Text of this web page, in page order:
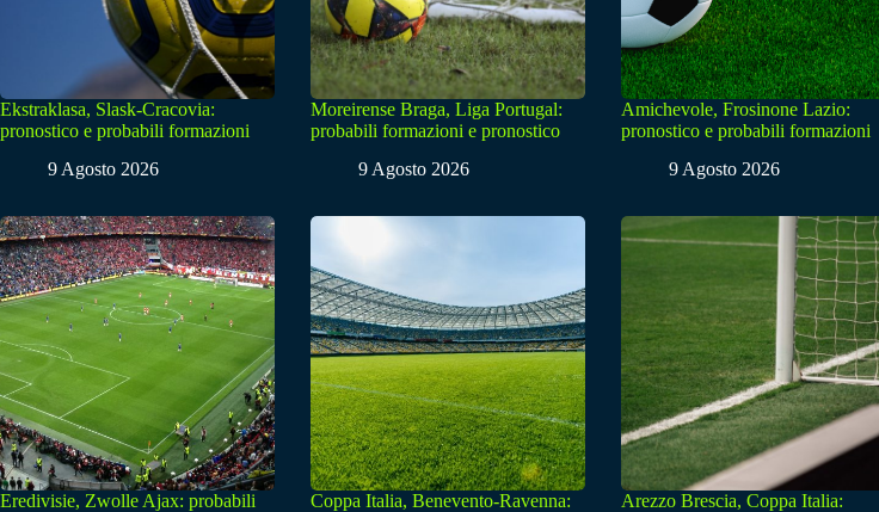
Ekstraklasa, Slask-Cracovia:
pronostico e probabili formazioni
9 Agosto 2026
Moreirense Braga, Liga Portugal:
probabili formazioni e pronostico
9 Agosto 2026
Amichevole, Frosinone Lazio:
pronostico e probabili formazioni
9 Agosto 2026
Eredivisie, Zwolle Ajax: probabili Coppa Italia, Benevento-Ravenna: Arezzo Brescia, Coppa Italia: